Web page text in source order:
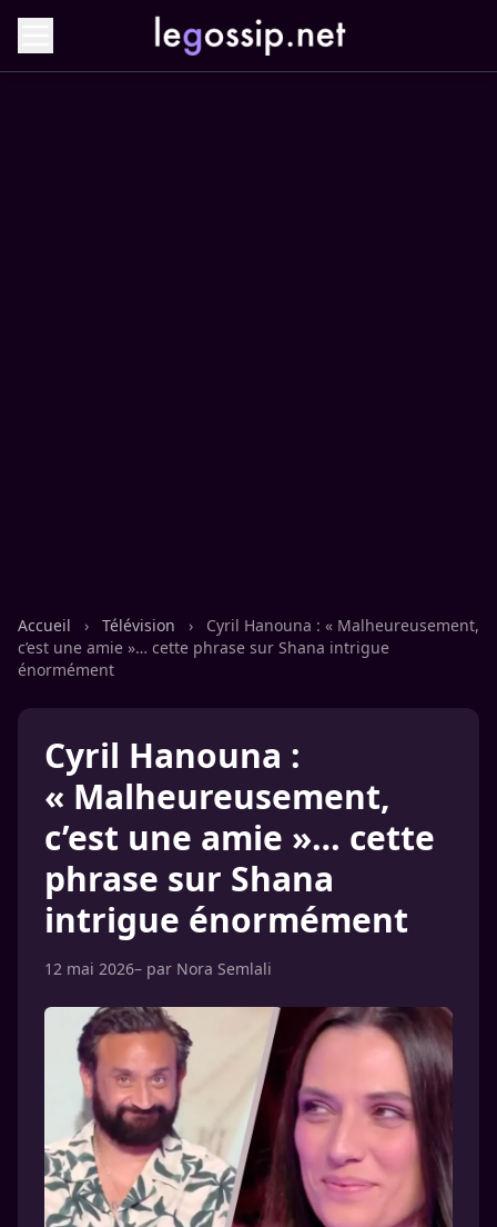
Accueil › Télévision ›
Cyril Hanouna : « Malheureusement,
c’est une amie »… cette phrase sur Shana intrigue
énormément
Cyril Hanouna :
« Malheureusement,
c’est une amie »… cette
phrase sur Shana
intrigue énormément
12 mai 2026– par Nora Semlali